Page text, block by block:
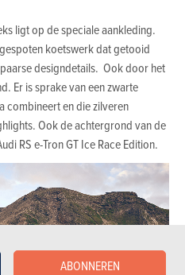
ABONNEREN
ligt op de speciale aankleding.
koetswerk dat getooid
designdetails. Ook door het
Er is sprake van een zwarte
combineert en die zilveren
Ook de achtergrond van de
RS e-Tron GT Ice Race Edition.